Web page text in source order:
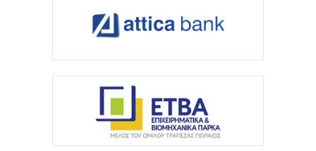
«Γιατί οι Τούρκοι συρρέουν στα ελληνικά νησιά;»
ΔΕΘ (φωτογραφίες)